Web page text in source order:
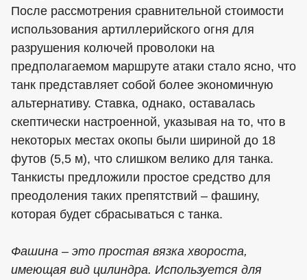
После рассмотрения сравнительной стоимости
использования артиллерийского огня для
разрушения колючей проволоки на
предполагаемом маршруте атаки стало ясно, что
танк представляет собой более экономичную
альтернативу. Ставка, однако, оставалась
скептически настроенной, указывая на то, что в
некоторых местах окопы были шириной до 18
футов (5,5 м), что слишком велико для танка.
Танкисты предложили простое средство для
преодоления таких препятствий – фашину,
которая будет сбрасываться с танка.
Фашина – это простая вязка хвороста,
имеющая вид цилиндра. Используется для